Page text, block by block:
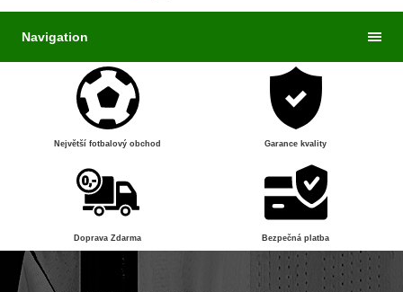
Navigation
Největší fotbalový obchod Garance kvality
Doprava Zdarma Bezpečná platba